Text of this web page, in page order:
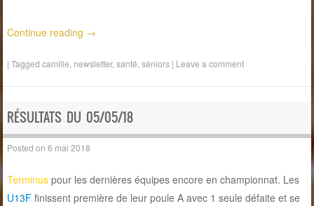
Continue reading →
|Taggedcamille newsletter,santé ,séniors | Leave a comment
RÉSULTATS DU 05/05/18
Posted on6 mai 2018
Terminus pour les dernières équipes encore en championnat. Les
U13F finissent première de leur poule A avec 1 seule défaite et se